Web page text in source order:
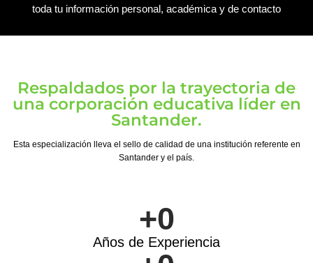
toda tu información personal, académica y de contacto
Respaldados por la trayectoria de
una corporación educativa líder en
Santander.
Esta especialización lleva el sello de calidad de una institución referente en
Santander y el país.
Años de Experiencia
+0